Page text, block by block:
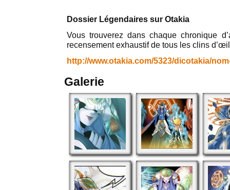
Dossier Légendaires sur Otakia
Vous trouverez dans chaque chronique
recensement exhaustif de tous les clins
http://www.otakia.com/5323/dicotakia/
Galerie